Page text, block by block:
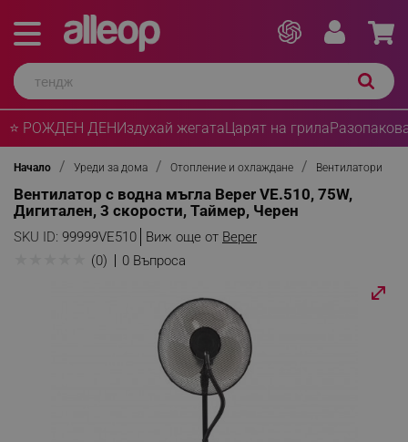
⭐ РОЖДЕН ДЕНИздухай жегатаЦарят на грила
Начало Уреди за дома Отопление и охлаждане Вентилатори
Вентилатор с водна мъгла Beper VE.510, 75W,
Дигитален, 3 скорости, Таймер, Черен
SKU ID: 99999VE510 Виж още от Beper
(0) 0 Въпроса